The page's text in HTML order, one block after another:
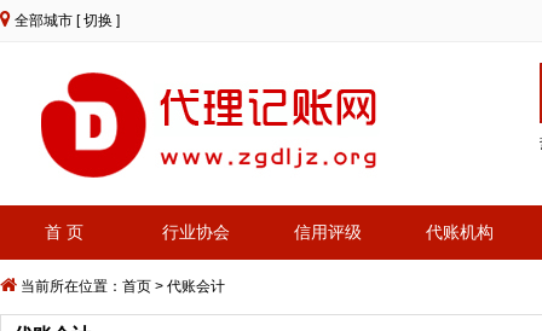
全部城市 [ 切换 ]
首 页 行业协会 信用评级 代账机构
当前所在位置： 首页 > 代账会计